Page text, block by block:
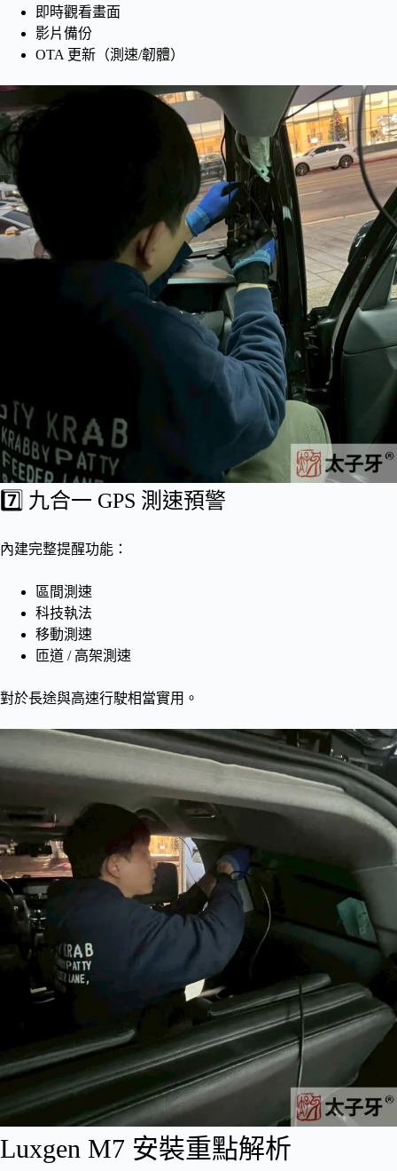
即時觀看畫面
影片備份
OTA 更新（測速/韌體）
7️⃣ 九合一 GPS 測速預警
內建完整提醒功能：
區間測速
科技執法
移動測速
匝道 / 高架測速
對於長途與高速行駛相當實用。
Luxgen M7 安裝重點解析